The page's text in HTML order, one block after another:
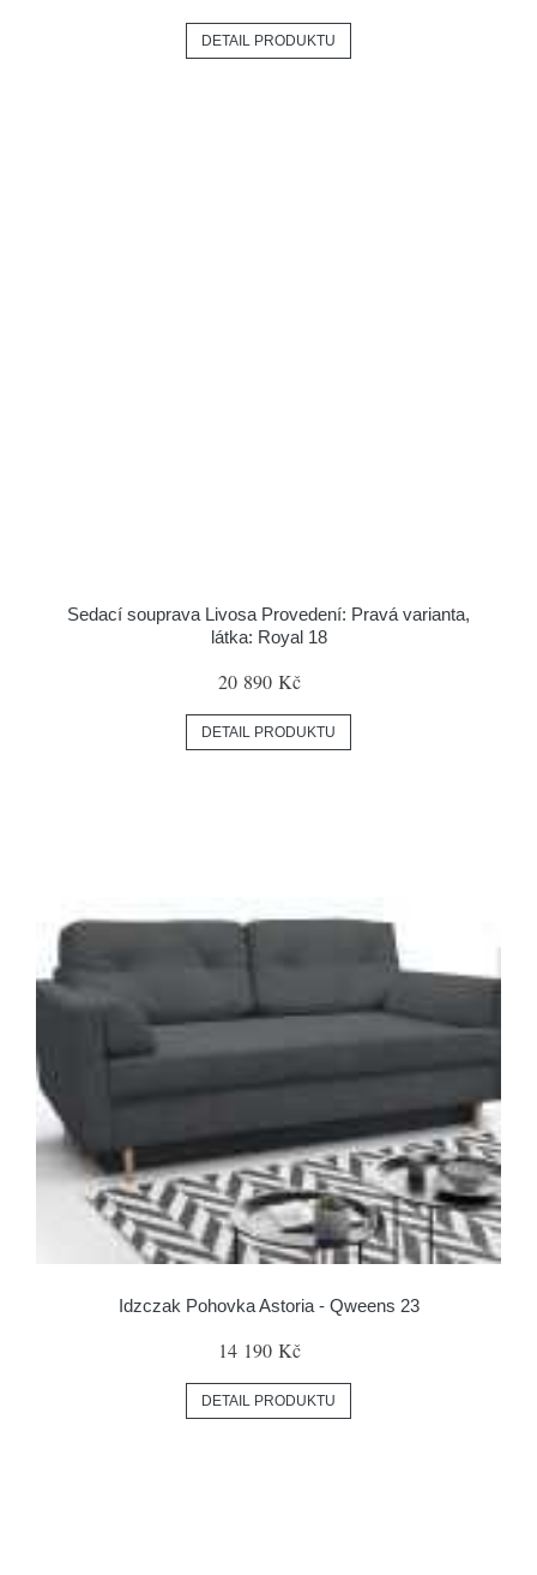
DETAIL PRODUKTU
Sedací souprava Livosa Provedení: Pravá varianta,
látka: Royal 18
20 890 Kč
DETAIL PRODUKTU
Idzczak Pohovka Astoria - Qweens 23
14 190 Kč
DETAIL PRODUKTU